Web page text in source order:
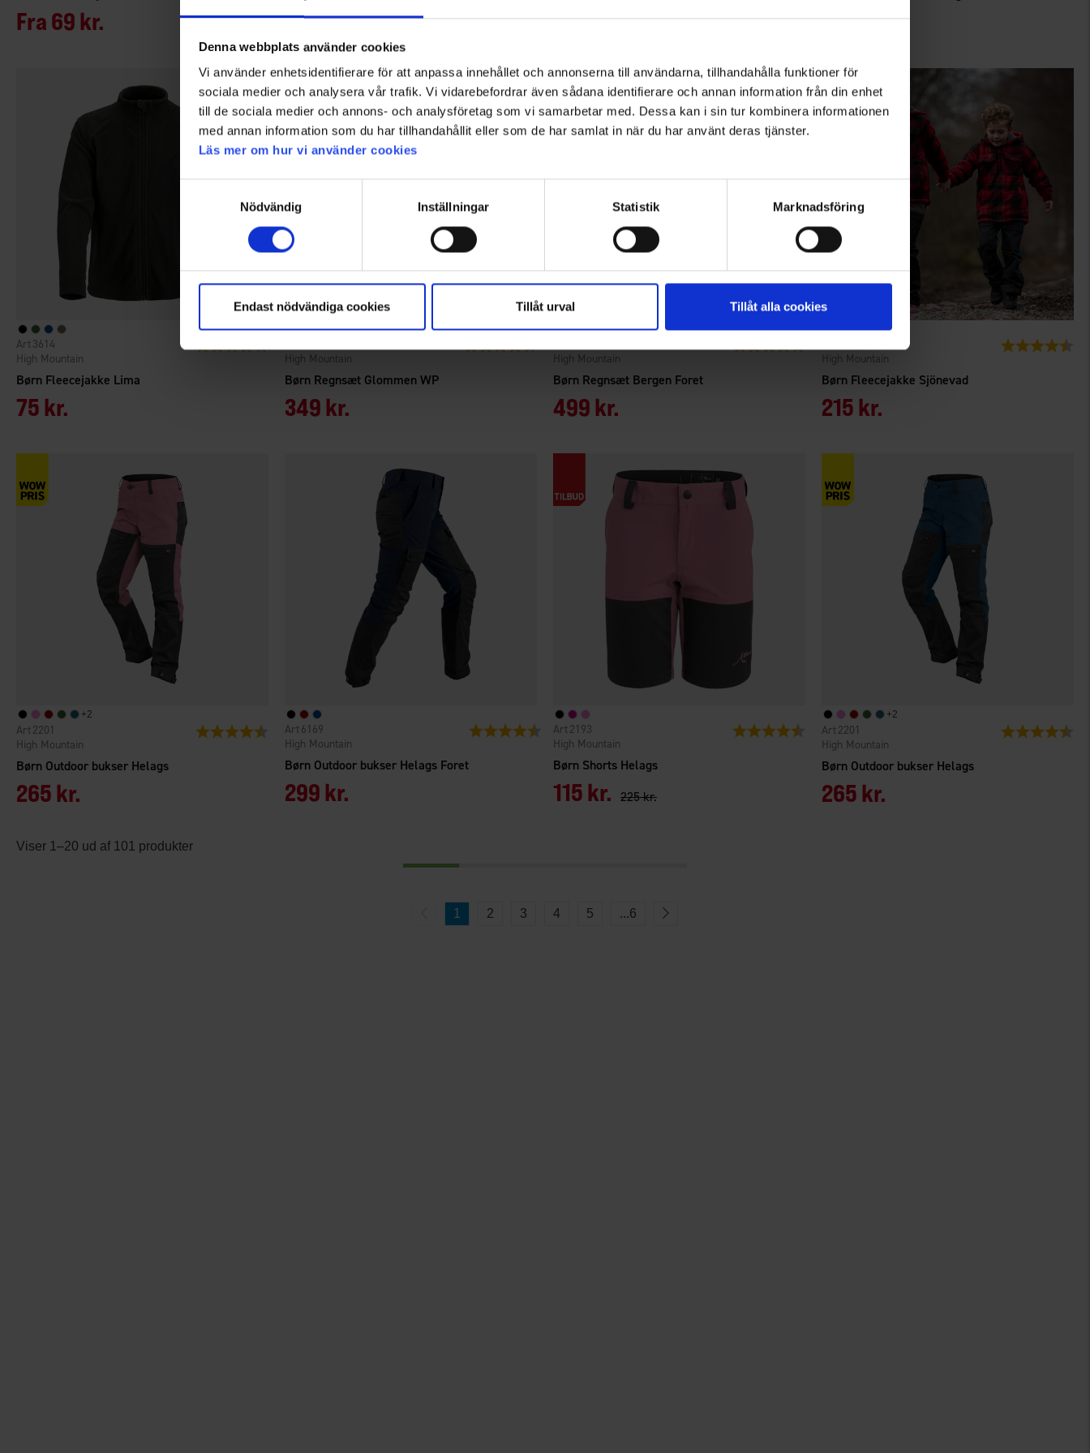
Denna webbplats använder cookies
Vi använder enhetsidentifierare för att anpassa innehållet och annonserna till användarna, tillhandahålla funktioner för
sociala medier och analysera vår trafik. Vi vidarebefordrar även sådana identifierare och annan information från din enhet
till de sociala medier och annons- och analysföretag som vi samarbetar med. Dessa kan i sin tur kombinera informationen
med annan information som du har tillhandahållit eller som de har samlat in när du har använt deras tjänster.
Läs mer om hur vi använder cookies
Nödvändig
Inställningar Statistik Marknadsföring
Endast nödvändiga cookies Tillåt urval Tillåt alla cookies
Fra69 kr. Fra69 kr. 265 kr. 99 kr.
Børn Fleecejakke Lima
High Mountain
3614
75 kr.
Børn Regnsæt Glommen WP
High Mountain
349 kr.
Børn Regnsæt Bergen Foret
High Mountain
499 kr.
Børn Fleecejakke Sjönevad
High Mountain
215 kr.
Vurdering:
+2
Børn Outdoor bukser Helags
High Mountain
2201
265 kr.
Vurdering: 4.6 ud af 5 stjerner
Børn Outdoor bukser Helags Foret
High Mountain
6169
299 kr.
Vurdering: 4.6 ud af 5 stjerner
Børn Shorts Helags
High Mountain
2193
115 kr. 225 kr.
Vurdering: 4.5 ud af 5 stjerner
+2
Børn Outdoor bukser Helags
High Mountain
2201
265 kr.
Vurdering:
Viser 1–20 ud af 101 produkter
1 2 3 4 5 ...6